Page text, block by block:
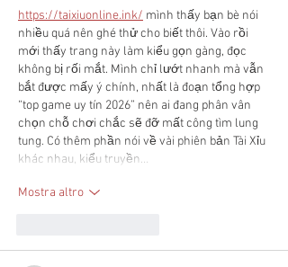
https://taixiuonline.ink/ mình thấy bạn bè nói
nhiều quá nên ghé thử cho biết thôi. Vào rồi
mới thấy trang này làm kiểu gọn gàng, đọc
không bị rối mắt. Mình chỉ lướt nhanh mà vẫn
bắt được mấy ý chính, nhất là đoạn tổng hợp
“top game uy tín 2026” nên ai đang phân vân
chọn chỗ chơi chắc sẽ đỡ mất công tìm lung
tung. Có thêm phần nói về vài phiên bản Tài Xỉu
khác nhau, kiểu truyền…
Mostra altro